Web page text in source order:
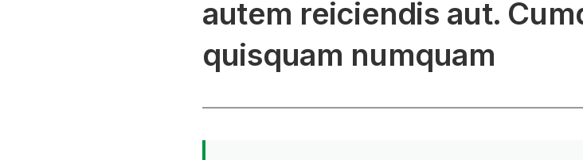
autem reiciendis aut.
quisquam numquam